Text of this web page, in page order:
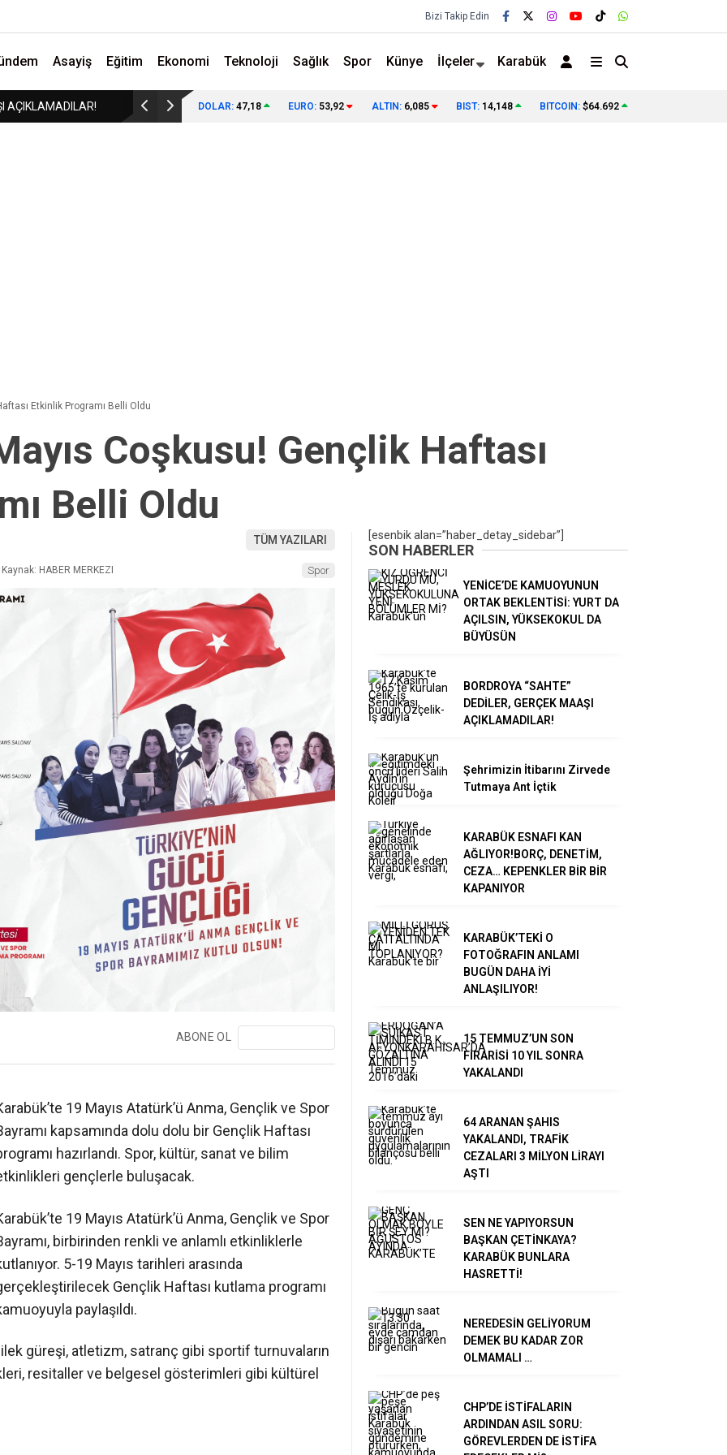
Bizi Takip Edin
Asayiş Eğitim Ekonomi Teknoloji Sağlık Spor Künye İlçeler Karabük
KARABÜK’TEKİ O FOTOĞRAFIN ANLAMI BUGÜN DAHA İYİ 15 TEMMUZ’UN SON FİRARİSİ 10 YIL SONRA
DOLAR: 47,18 EURO: 53,92 ALTIN: 6,085 BIST: 14,148 BITCOIN: $64.692
Etkinlik Programı Belli Oldu
Coşkusu! Gençlik Haftası
Belli Oldu
TÜM YAZILARI
Kaynak: HABER MERKEZI Spor
ABONE OL
19 Mayıs Atatürk’ü Anma, Gençlik ve Spor
kapsamında dolu dolu bir Gençlik Haftası
hazırlandı. Spor, kültür, sanat ve bilim
gençlerle buluşacak.
19 Mayıs Atatürk’ü Anma, Gençlik ve Spor
birbirinden renkli ve anlamlı etkinliklerle
5-19 Mayıs tarihleri arasında
Gençlik Haftası kutlama programı
paylaşıldı.
güreşi, atletizm, satranç gibi sportif turnuvaların
resitaller ve belgesel gösterimleri gibi kültürel
[esenbik alan=”haber_detay_sidebar”]
SON HABERLER
YENİCE’DE KAMUOYUNUN
ORTAK BEKLENTİSİ: YURT DA
AÇILSIN, YÜKSEKOKUL DA
BÜYÜSÜN
BORDROYA “SAHTE”
DEDİLER, GERÇEK MAAŞI
AÇIKLAMADILAR!
Şehrimizin İtibarını Zirvede
Tutmaya Ant İçtik
KARABÜK ESNAFI KAN
AĞLIYOR!BORÇ, DENETİM,
CEZA… KEPENKLER BİR BİR
KAPANIYOR
KARABÜK’TEKİ O
FOTOĞRAFIN ANLAMI
BUGÜN DAHA İYİ
ANLAŞILIYOR!
15 TEMMUZ’UN SON
FİRARİSİ 10 YIL SONRA
YAKALANDI
64 ARANAN ŞAHIS
YAKALANDI, TRAFİK
CEZALARI 3 MİLYON LİRAYI
AŞTI
SEN NE YAPIYORSUN
BAŞKAN ÇETİNKAYA?
KARABÜK BUNLARA
HASRETTİ!
NEREDESİN GELİYORUM
DEMEK BU KADAR ZOR
OLMAMALI …
CHP’DE İSTİFALARIN
ARDINDAN ASIL SORU:
GÖREVLERDEN DE İSTİFA